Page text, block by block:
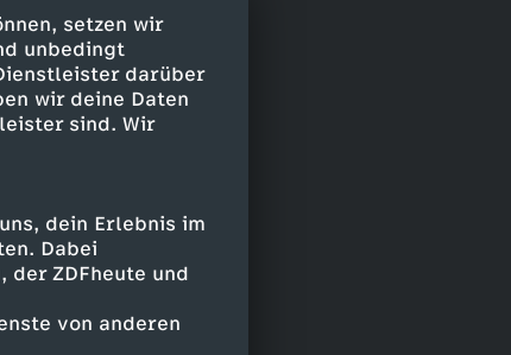
setzen wir
unbedingt
darüber
wir deine Daten
sind. Wir
dein Erlebnis im
Dabei
der ZDFheute und
von anderen